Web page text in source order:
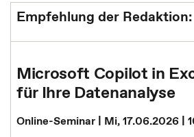
Empfehlung der Redaktion:
Microsoft Copilot in
für Ihre Datenanalyse
Online-Seminar | Mi, 17.06.2026 |